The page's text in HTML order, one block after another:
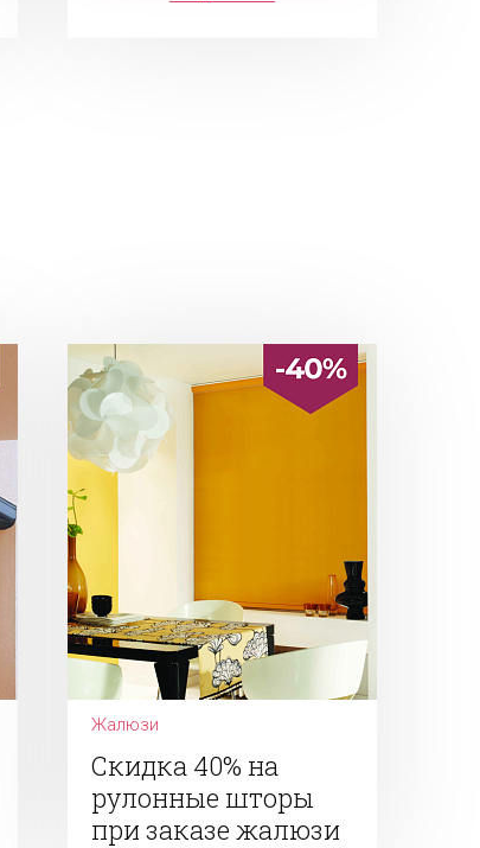
Жалюзи
Скидка 40% на
рулонные шторы
при заказе жалюзи